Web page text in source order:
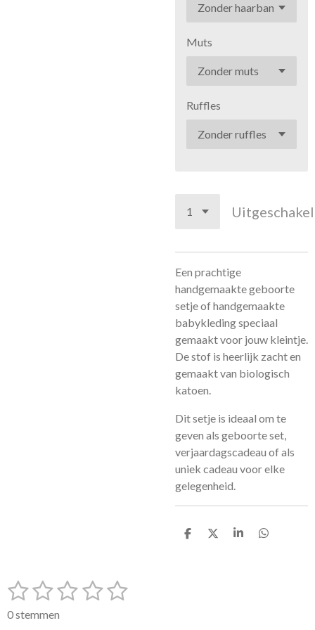
Muts
Ruffles
Een prachtige
handgemaakte geboorte
setje of handgemaakte
babykleding speciaal
gemaakt voor jouw kleintje.
De stof is heerlijk zacht en
gemaakt van biologisch
katoen.
Dit setje is ideaal om te
geven als geboorte set,
verjaardagscadeau of als
uniek cadeau voor elke
gelegenheid.
D
D
S
D
R
a
t
1
s
2
s
3
s
4 5
S
0 stemmen